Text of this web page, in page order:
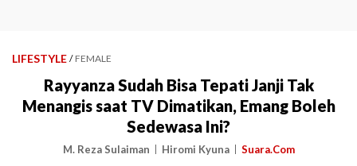
LIFESTYLE / FEMALE
Rayyanza Sudah Bisa Tepati Janji Tak
Menangis saat TV Dimatikan, Emang Boleh
Sedewasa Ini?
M. Reza Sulaiman Hiromi Kyuna Suara.Com